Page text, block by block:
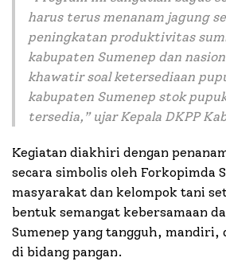
harus terus menanam jagung
peningkatan produktivitas
kabupaten Sumenep dan
khawatir soal ketersediaan
kabupaten Sumenep stok
tersedia, ” ujar Kepala DKPP
Kegiatan diakhiri dengan
secara simbolis oleh Forkopimda
masyarakat dan kelompok tani
bentuk semangat kebersamaan
Sumenep yang tangguh, mandiri,
di bidang pangan.